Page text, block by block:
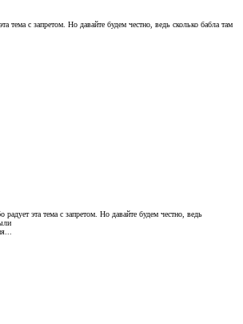
тема с запретом. Но давайте будем честно, ведь сколько бабла там
эта тема с запретом. Но давайте будем честно, ведь